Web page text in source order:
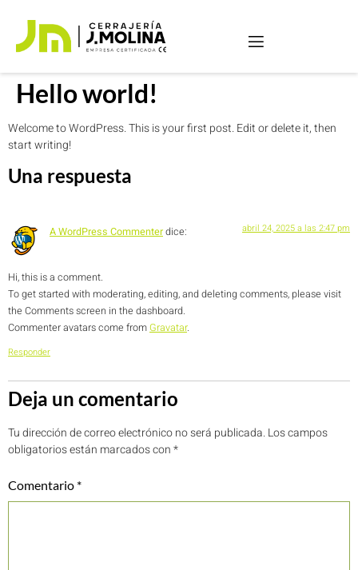
Hello world!
Welcome to WordPress. This is your first post. Edit or delete it, then
start writing!
Una respuesta
A WordPress Commenterdice: abril 24, 2025 a las 2:47 pm
Hi, this is a comment.
To get started with moderating, editing, and deleting comments, please visit
the Comments screen in the dashboard.
Commenter avatars come fromGravatar.
Responder
Deja un comentario
Tu dirección de correo electrónico no será publicada.Los campos
obligatorios están marcados con*
Comentario *